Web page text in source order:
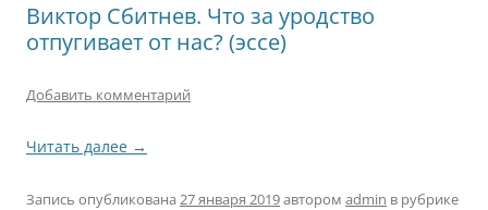
Виктор Сбитнев. Что за уродство
отпугивает от нас? (эссе)
Добавить комментарий
Читать далее →
Запись опубликована 27 января 2019автором admin в рубрике